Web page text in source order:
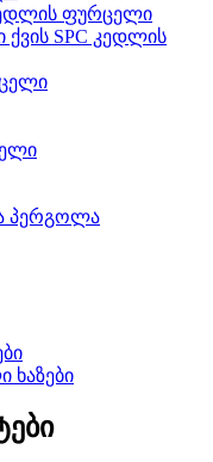
ფურცელი
SPC კედლის
პერგოლა
ხაზები